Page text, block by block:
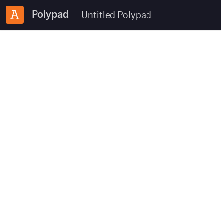
Polypad